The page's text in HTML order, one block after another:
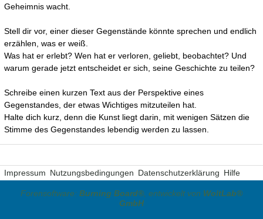
Geheimnis wacht.
Stell dir vor, einer dieser Gegenstände könnte sprechen und endlich
erzählen, was er weiß.
Was hat er erlebt? Wen hat er verloren, geliebt, beobachtet? Und
warum gerade jetzt entscheidet er sich, seine Geschichte zu teilen?
Schreibe einen kurzen Text aus der Perspektive eines
Gegenstandes, der etwas Wichtiges mitzuteilen hat.
Halte dich kurz, denn die Kunst liegt darin, mit wenigen Sätzen die
Stimme des Gegenstandes lebendig werden zu lassen.
Impressum Nutzungsbedingungen Datenschutzerklärung Hilfe
Forensoftware: Burning Board® , entwickelt von WoltLab®
GmbH